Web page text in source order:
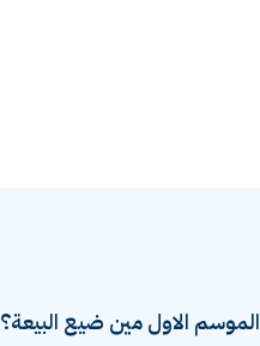
الموسم الاول مين ضيع البيعة؟